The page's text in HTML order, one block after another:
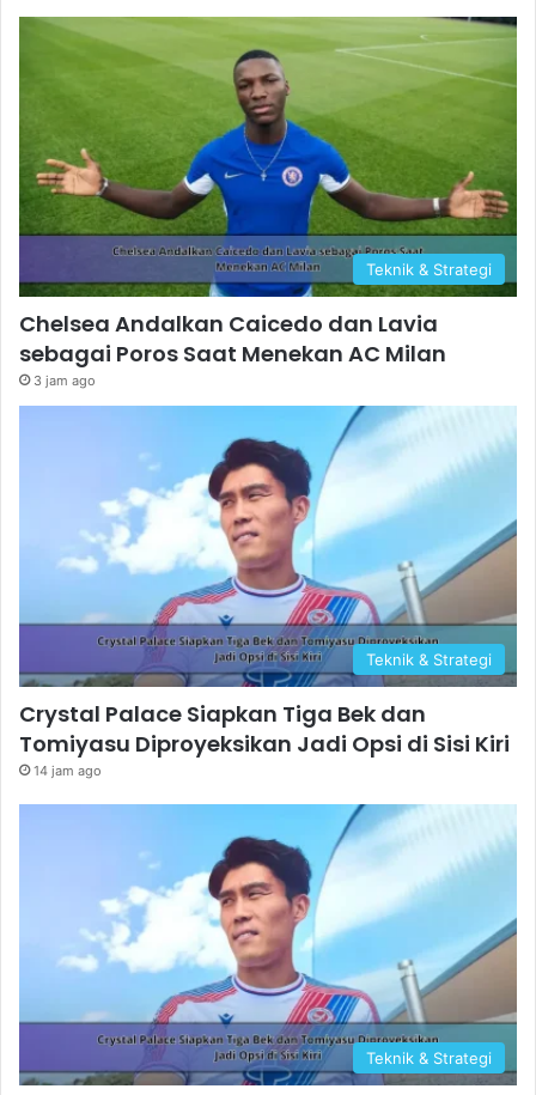
Teknik & Strategi
Chelsea Andalkan Caicedo dan Lavia
sebagai Poros Saat Menekan AC Milan
3 jam ago
Teknik & Strategi
Crystal Palace Siapkan Tiga Bek dan
Tomiyasu Diproyeksikan Jadi Opsi di Sisi Kiri
14 jam ago
Teknik & Strategi